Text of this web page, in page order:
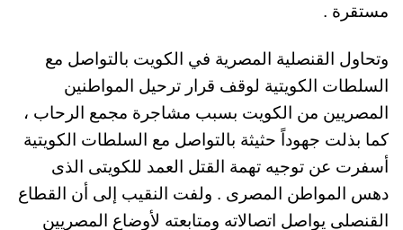
مستقرة .
وتحاول القنصلية المصرية في الكويت بالتواصل مع
السلطات الكويتية لوقف قرار ترحيل المواطنين
المصريين من الكويت بسبب مشاجرة مجمع الرحاب ،
كما بذلت جهوداً حثيثة بالتواصل مع السلطات الكويتية
أسفرت عن توجيه تهمة القتل العمد للكويتى الذى
دهس المواطن المصرى . ولفت النقيب إلى أن القطاع
القنصلى يواصل اتصالاته ومتابعته لأوضاع المصريين